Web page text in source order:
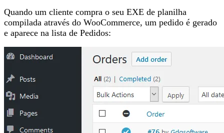
Quando um cliente compra o seu EXE de planilha
compilada através do WooCommerce, um pedido é gerado
e aparece na lista de Pedidos: